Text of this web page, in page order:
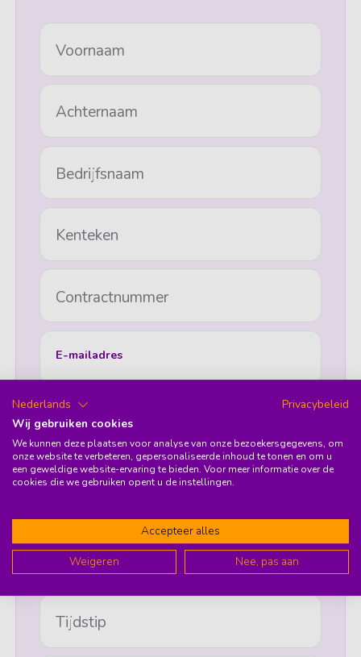
Voornaam
Achternaam
Bedrijfsnaam
Kenteken
Contractnummer
E-mailadres
Telefoonnummer
Schadedatum
Tijdstip
Nederlands
Privacybeleid
Wij gebruiken cookies
We kunnen deze plaatsen voor analyse van onze bezoekersgegevens, om
onze website te verbeteren, gepersonaliseerde inhoud te tonen en om u
een geweldige website-ervaring te bieden. Voor meer informatie over de
cookies die we gebruiken opent u de instellingen.
Accepteer alles
Weigeren
Nee, pas aan